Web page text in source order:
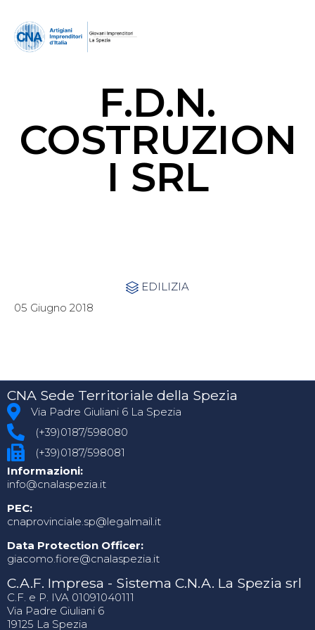
F.D.N.
COSTRUZION
I SRL
 Category
EDILIZIA
05 Giugno 2018
CNA Sede Territoriale della Spezia
Via Padre Giuliani 6 La Spezia
(+39)0187/598080
(+39)0187/598081
Informazioni:
info@cnalaspezia.it
PEC:
cnaprovinciale.sp@legalmail.it
Data Protection Officer:
giacomo.fiore@cnalaspezia.it
C.A.F. Impresa - Sistema C.N.A. La Spezia srl
C.F. e P. IVA 01091040111
Via Padre Giuliani 6
19125 La Spezia